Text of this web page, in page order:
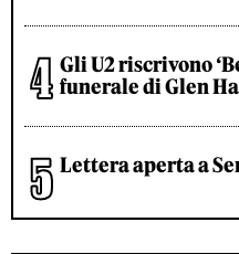
Gli U2 riscrivono
funerale di Glen
Lettera aperta a